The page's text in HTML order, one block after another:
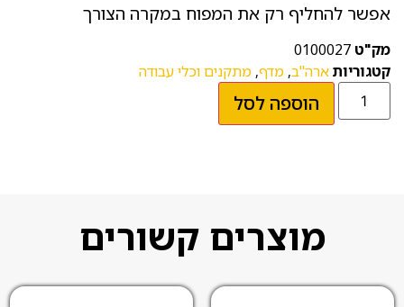
אפשר להחליף רק את המפוח במקרה הצורך
מק"ט 0100027
קטגוריותארה"ב, מדף, מתקנים וכלי עבודה
הוספה לסל
מוצרים קשורים